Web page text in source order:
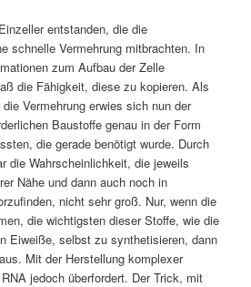
entstanden, die die
schnelle Vermehrung mitbrachten. In
zum Aufbau der Zelle
die Fähigkeit, diese zu kopieren. Als
Vermehrung erwies sich nun der
Baustoffe genau in der Form
die gerade benötigt wurde. Durch
die Wahrscheinlichkeit, die jeweils
Nähe und dann auch noch in
nicht sehr groß. Nur, wenn die
die wichtigsten dieser Stoffe, wie die
Eiweiße, selbst zu synthetisieren, dann
Mit der Herstellung komplexer
jedoch überfordert. Der Trick, mit